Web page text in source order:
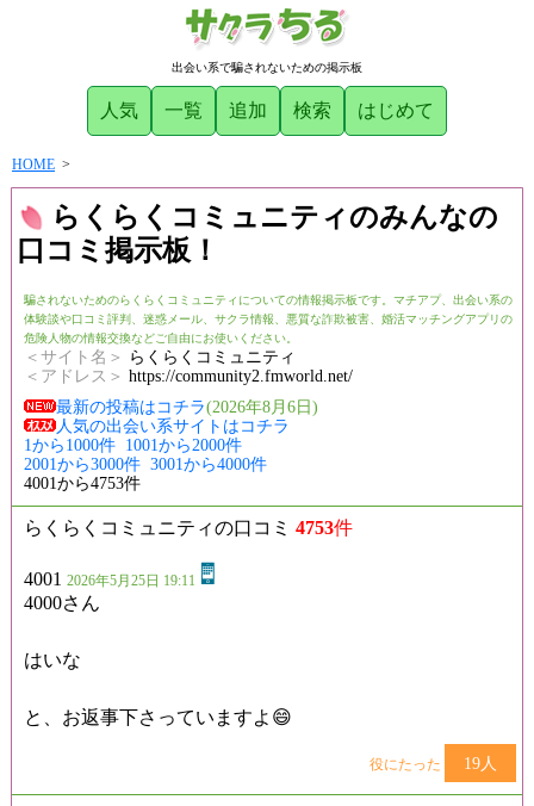
出会い系で騙されないための掲示板
人気 一覧 追加 検索 はじめて
HOME >
らくらくコミュニティのみんなの
口コミ掲示板！
騙されないためのらくらくコミュニティについての情報掲示板です。マチアプ、出会い系の
体験談や口コミ評判、迷惑メール、サクラ情報、悪質な詐欺被害、婚活マッチングアプリの
危険人物の情報交換などご自由にお使いください。
＜サイト名＞
らくらくコミュニティ
＜アドレス＞ https://community2.fmworld.net/
最新の投稿はコチラ(2026年8月6日)
人気の出会い系サイトはコチラ
1から1000件 1001から2000件
2001から3000件 3001から4000件
4001から4753件
らくらくコミュニティの口コミ 4753件
4001 2026年5月25日 19:11
4000さん
はいな
と、お返事下さっていますよ😄
役にたった 19人